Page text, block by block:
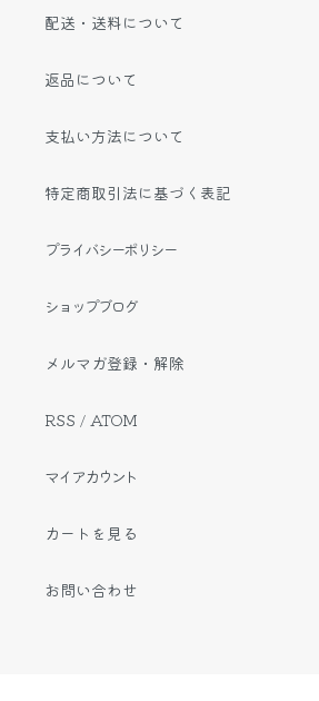
配送・送料について
返品について
支払い方法について
特定商取引法に基づく表記
プライバシーポリシー
ショップブログ
メルマガ登録・解除
RSS / ATOM
マイアカウント
カートを見る
お問い合わせ